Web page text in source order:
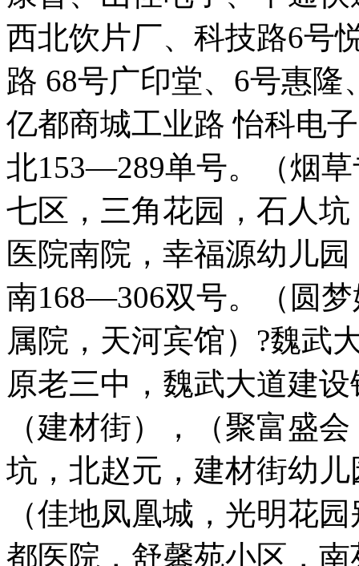
西北饮片厂、科技路6号
路 68号广印堂、6号惠隆
亿都商城工业路 怡科电
北153—289单号。（烟
七区，三角花园，石人
医院南院，幸福源幼儿
南168—306双号。（圆
属院，天河宾馆）?魏武
原老三中，魏武大道建
（建材街），（聚富盛
坑，北赵元，建材街幼
（佳地凤凰城，光明花
都医院，舒馨苑小区，